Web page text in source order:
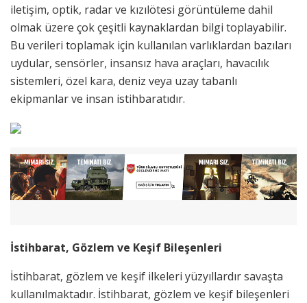
iletişim, optik, radar ve kızılötesi görüntüleme dahil
olmak üzere çok çeşitli kaynaklardan bilgi toplayabilir.
Bu verileri toplamak için kullanılan varlıklardan bazıları
uydular, sensörler, insansız hava araçları, havacılık
sistemleri, özel kara, deniz veya uzay tabanlı
ekipmanlar ve insan istihbaratıdır.
İstihbarat, Gözlem ve Keşif Bileşenleri
İstihbarat, gözlem ve keşif ilkeleri yüzyıllardır savaşta
kullanılmaktadır. İstihbarat, gözlem ve keşif bileşenleri